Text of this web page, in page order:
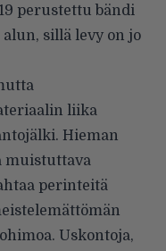
perustettu bändi
sillä levy on jo
liika
Hieman
muistuttava
perinteitä
Uskontoja,